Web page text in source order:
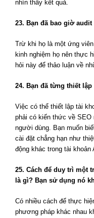
nhìn thấy kết quả.
23. Bạn đã bao giờ audit
Trừ khi họ là một ứng
kinh nghiệm họ nên thực
hỏi này để thảo luận về
24. Bạn đã từng thiết
Việc có thể thiết lập tài
phải có kiến thức về SEO
người dùng. Bạn muốn
cài đặt chẳng hạn như
động khác trong tài khoản
25. Cách để duy trì một
là gì? Bạn sử dụng nó
Có nhiều cách để thực
phương pháp khác nhau